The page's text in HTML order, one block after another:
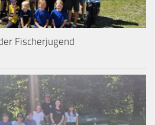
Fischerjugend